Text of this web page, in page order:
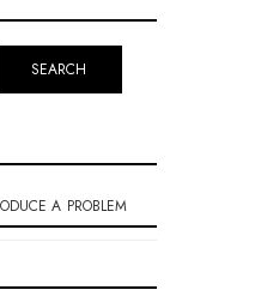
SEARCH
A PROBLEM